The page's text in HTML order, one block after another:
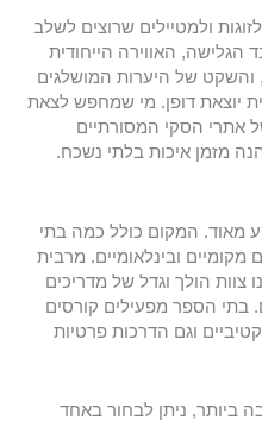
ולמטיילים שרוצים לשלב
האווירה הייחודית
והשקט של היערות המושלגים
יוצאת דופן. מי שמחפש לצאת
אתרי הסקי המסורתיים
מזמן איכות בלתי נשכח.
מאוד. המקום כולל כמה בתי
ובינלאומיים. מרבית
צוות הולך וגדל של מדריכים
בתי הספר מפעילים קורסים
וגם הדרכות פרטיות
ביותר, ניתן לבחור באחד